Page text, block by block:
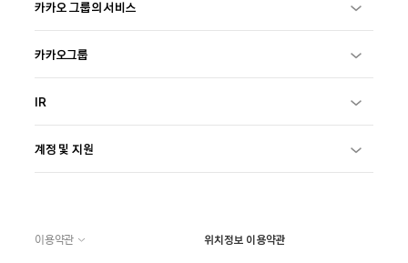
카카오 그룹의 서비스
카카오그룹
IR
계정 및 지원
이용약관
위치정보 이용약관